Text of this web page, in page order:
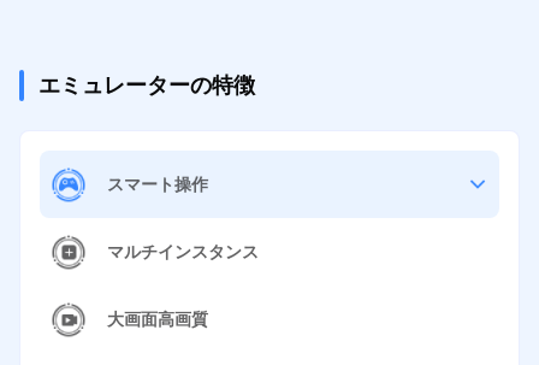
エミュレーターの特徴
スマート操作
マルチインスタンス
大画面高画質